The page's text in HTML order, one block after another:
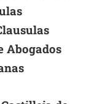
Abogados